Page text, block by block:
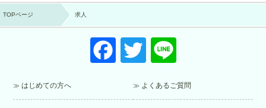
TOPページ 求人
F
a
T
wi
tt
e
はじめての方へ よくあるご質問